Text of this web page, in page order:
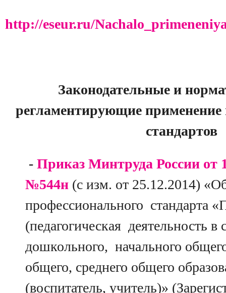
http://eseur.ru/
Законодательные и
регламентирующие
стандартов
- Приказ Минтруда России от
№544н (с изм. от 25.12.2014)
профессионального стандарта
(педагогическая деятельность в
дошкольного, начального
общего, среднего общего
(воспитатель, учитель)»